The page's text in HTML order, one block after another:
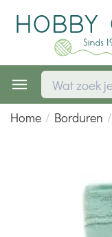
Home / Borduren /